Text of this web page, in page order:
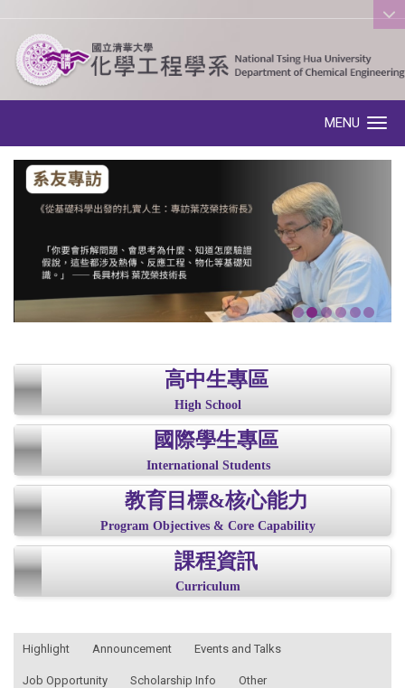
:::
MENU
高中生專區
High School
國際學生專區
International Students
教育目標&核心能力
Program Objectives & Core Capability
課程資訊
Curriculum
Highlight Announcement Events and Talks
Job Opportunity Scholarship Info Other